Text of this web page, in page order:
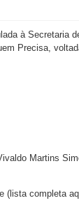
à Secretaria
Precisa,
Martins
(lista completa